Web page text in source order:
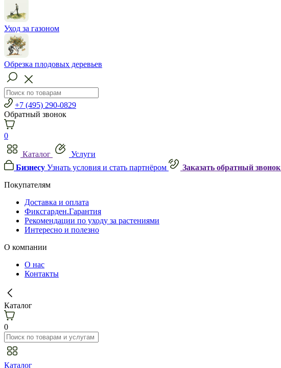
Уход за газоном
Обрезка плодовых деревьев
+7 (495) 290-0829
Обратный звонок
0
Каталог
Услуги
Бизнесу Узнать условия и стать партнёром Заказать обратный звонок
Покупателям
Доставка и оплата
Фиксгарден.Гарантия
Рекомендации по уходу за растениями
Интересно и полезно
О компании
О нас
Контакты
Каталог
0
Каталог